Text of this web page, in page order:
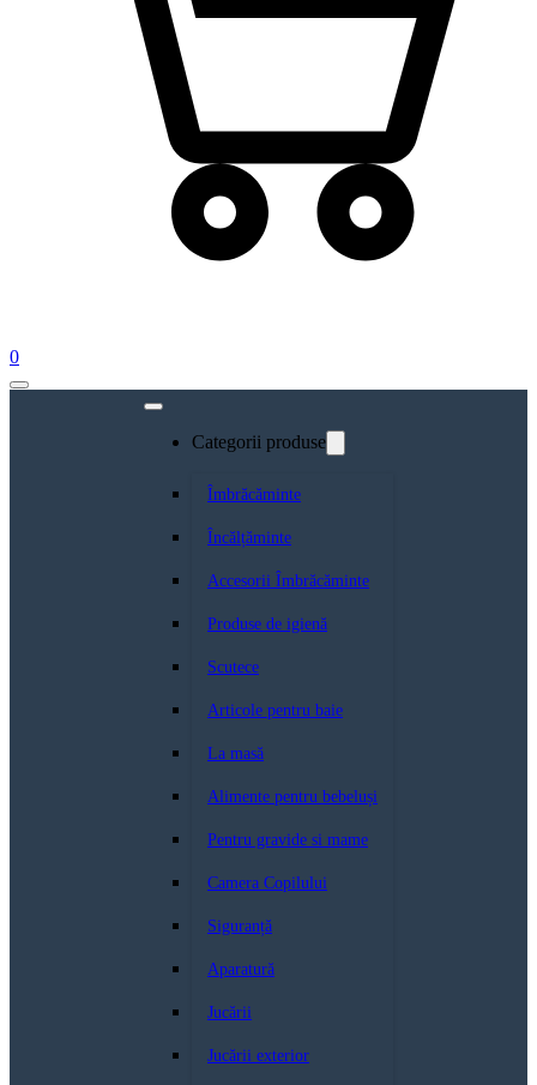
0
Categorii produse
Îmbrăcăminte
Încălțăminte
Accesorii Îmbrăcăminte
Produse de igienă
Scutece
Articole pentru baie
La masă
Alimente pentru bebeluși
Pentru gravide si mame
Camera Copilului
Siguranță
Aparatură
Jucării
Jucării exterior